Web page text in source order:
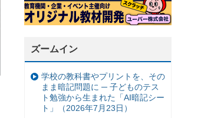
ズームイン
学校の教科書やプリントを、その
まま暗記問題に ─ 子どものテス
ト勉強から生まれた「AI暗記シー
ト」（2026年7月23日）